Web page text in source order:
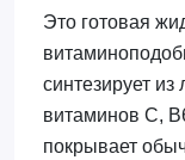
Это готовая
синтезирует
витаминов С,
покрывает